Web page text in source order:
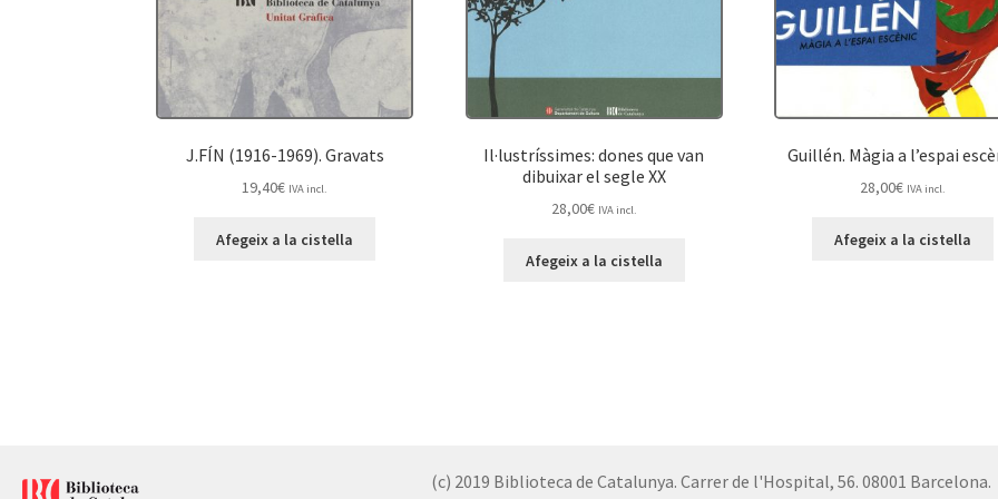
J.FÍN (1916-1969). Gravats
19,40€ IVA incl.
Afegeix a la cistella
Il·lustríssimes: dones que van
dibuixar el segle XX
28,00€ IVA incl.
Afegeix a la cistella
Guillén. Màgia a l’espai
28,00€ IVA incl.
Afegeix a la cistella
(c) 2019 Biblioteca de Catalunya. Carrer de l'Hospital, 56. 08001 Barcelona.